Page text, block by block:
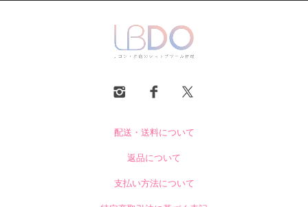
配送・送料について
返品について
支払い方法について